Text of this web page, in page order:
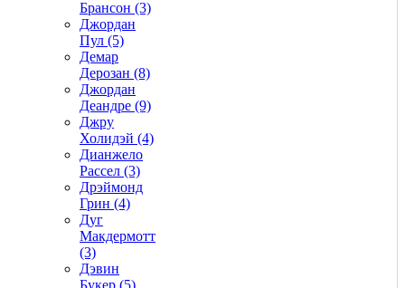
Брансон (3)
Джордан
Пул (5)
Демар
Дерозан (8)
Джордан
Деандре (9)
Джру
Холидэй (4)
Дианжело
Рассел (3)
Дрэймонд
Грин (4)
Дуг
Макдермотт
(3)
Дэвин
Букер (5)